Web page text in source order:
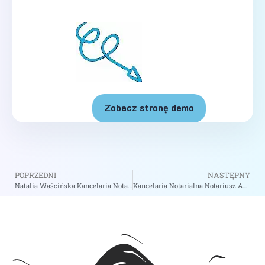
Zobacz stronę demo
POPRZEDNI NASTĘPNY